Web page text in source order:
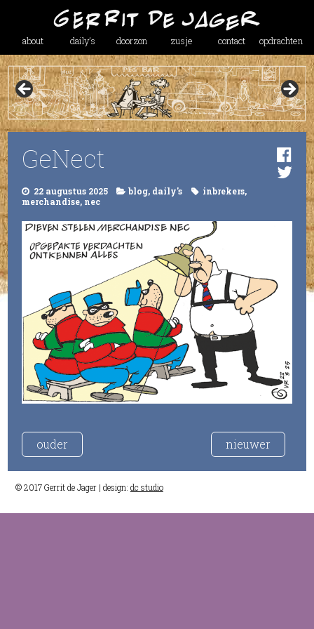
about daily’s doorzon zusje contact opdrachten
GeNect
22 augustus 2025 blog, daily's inbrekers,
merchandise, nec
ouder nieuwer
© 2017 Gerrit de Jager | design: dc studio